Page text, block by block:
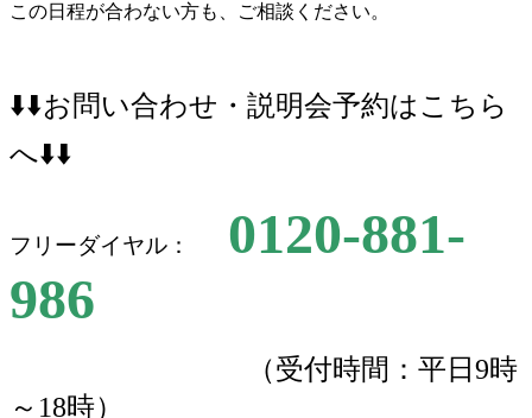
この日程が合わない方も、ご相談ください。
⬇️⬇️お問い合わせ・説明会予約はこちら
へ⬇️⬇️
フリーダイヤル：
0120-881-
986
（受付時間：平日9時
～18時）